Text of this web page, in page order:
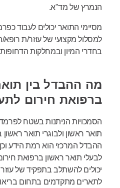
הנמרץ של מד"א.
מסיימי התואר יכולים לעבוד
למסלול מקצועי של עוזר/ת רופא/
בחדרי המיון ובמחלקות
מה ההבדל בין
ברפואת חירום
הסמכויות הניתנות בשטח
תואר ראשון ולבוגרי תואר
ההבדל המרכזי הוא רמת הידע
לבעלי תואר ראשון ברפואת
יכולים להשתלב בתפקיד של
לתארים מתקדמים בתחום